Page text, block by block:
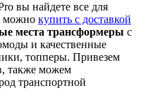
вы найдете все для
можно купить с доставкой
места трансформеры с
и качественные
топперы. Привезем
также можем
транспортной